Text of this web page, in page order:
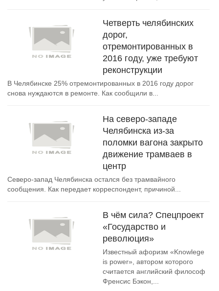
Четверть челябинских
дорог,
отремонтированных в
2016 году, уже требуют
реконструкции
В Челябинске 25% отремонтированных в 2016 году дорог
снова нуждаются в ремонте. Как сообщили в...
На северо-западе
Челябинска из-за
поломки вагона закрыто
движение трамваев в
центр
Северо-запад Челябинска остался без трамвайного
сообщения. Как передает корреспондент, причиной...
В чём сила? Спецпроект
«Государство и
революция»
Известный афоризм «Knowlege
is power», автором которого
считается английский философ
Френсис Бэкон,...